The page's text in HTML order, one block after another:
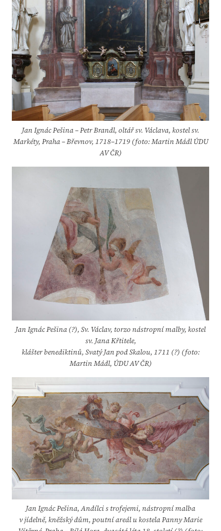
Jan Ignác Pešina – Petr Brandl, oltář sv. Václava, kostel sv.
Markéty, Praha – Břevnov, 1718–1719 (foto: Martin Mádl ÚDU
AV ČR)
Jan Ignác Pešina (?), Sv. Václav, torzo nástropní malby, kostel
sv. Jana Křtitele,
klášter benediktinů, Svatý Jan pod Skalou, 1711 (?) (foto:
Martin Mádl, ÚDU AV ČR)
Jan Ignác Pešina, Andílci s trofejemi, nástropní malba
v jídelně, kněžský dům, poutní areál u kostela Panny Marie